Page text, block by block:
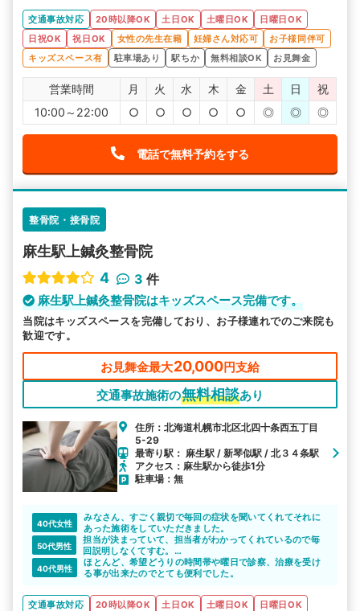
交通事故対応 20時以降OK 土日OK 土曜日OK
日曜日OK
日祝OK
祝日OK 女性の先生在籍 妊婦さん対応可
お子様同伴可
キッズスペース有
駐車場あり 駅ちか 無料相談OK お見舞金
営業時間 月 火 水 木 金 土 日
祝
10:00～22:00
○ ○ ○ ○ ○ ◎ ◎ ◎
電話で無料予約をする
整骨院・接骨院
麻生駅上鍼灸整骨院
4
3 件
麻生駅上鍼灸整骨院はキッズスペース完備です。
当院はキッズスペースを完備しており、お子様連れでのご来院も
歓迎です。
お見舞金最大20,000円支給
交通事故施術の無料相談あり
住所：北海道札幌市北区北四十条西五丁目
5-29
最寄り駅： 麻生駅 / 新琴似駅 / 北３４条駅
アクセス：麻生駅から徒歩1分
駐車場：無
40代女性
みなさん、すごく親切で毎回の症状を聞いてくれてそれに
あった施術をしていただきました。
50代男性
担当が決まっていて、担当者がわかってくれているので毎
回説明しなくてすむ。
なかなか自分には合っている先生だと思います。
40代男性
ほとんど、希望どうりの時間帯や曜日で診察、治療を受け
る事が出来たのでとても便利でした。
交通事故対応 20時以降OK 土日OK 土曜日OK
日曜日OK